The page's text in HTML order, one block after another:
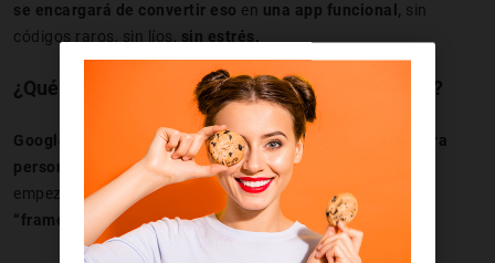
se encargará de convertir eso en una app funcional, sin
códigos raros, sin líos, sin estrés.
¿Qué es Firebase Studio y por qué es tan genial?
Google Firebase Studio es una herramienta
para
personas
que tienen ideas pero que no saben por dónde
empezar cuando escuchan
palabras como “backend” o
“framework”.